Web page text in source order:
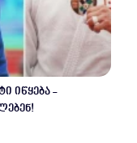
იწყება -